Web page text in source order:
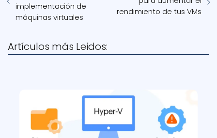
implementación de
máquinas virtuales
rendimiento de tus VMs
Artículos más Leidos: